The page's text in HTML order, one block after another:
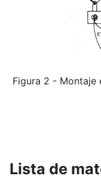
Figura 2 - Montaje
Lista de